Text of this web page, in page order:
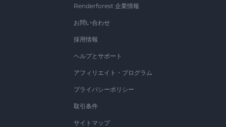
Renderforest 企業情報
お問い合わせ
採用情報
ヘルプとサポート
アフィリエイト・プログラム
プライバシーポリシー
取引条件
サイトマップ